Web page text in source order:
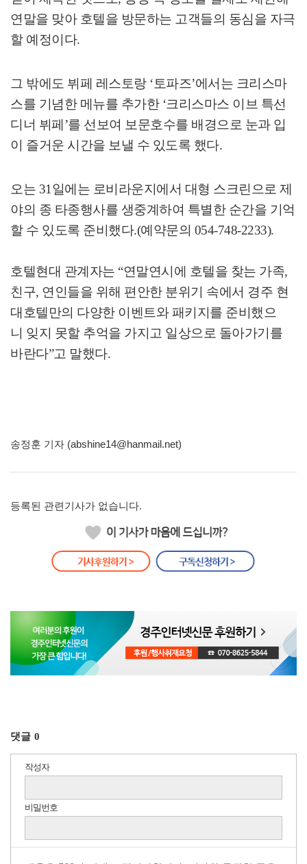
연말을 맞아 호텔을 방문하는 고객들의 동심을 자극
할 예정이다.
그 밖에도 뷔페 레스토랑 ‘토파즈’에서는 크리스마
스를 기념한 메뉴를 추가한 ‘크리스마스 이브 특선
디너 뷔페 ’를 선보여 보문호수를 배경으로 눈과 입
이 즐거운 시간을 보낼 수 있도록 했다.
오는 31 일에는 로비라운지에서 대형 스크린으로 제
야의 종 타종행사를 생중계하여 특별한 순간을 기억
할 수 있도록 준비했다.(예약문의 054-748-2233).
호텔현대 관계자는 “연말연시에 호텔을 찾는 가족,
친구, 연인들을 위해 편안한 분위기 속에서 경주 현
대호텔만의 다양한 이벤트와 패키지를 준비했으
니 잊지 못할 추억을 가지고 일상으로 돌아가기를
바란다”고 말했다.
송정훈 기자 (abshine14@hanmail.net)
등록된 관련기사가 없습니다.
댓글 0
작성자
비밀번호